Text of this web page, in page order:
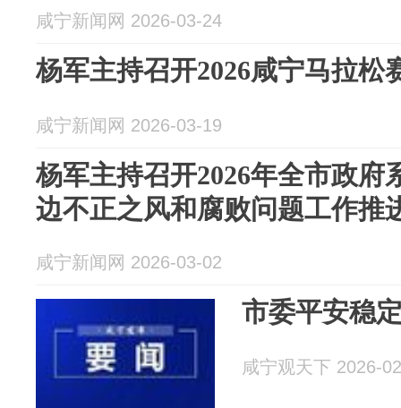
咸宁新闻网 2026-03-24
杨军主持召开2026咸宁马拉松
咸宁新闻网 2026-03-19
杨军主持召开2026年全市政府
边不正之风和腐败问题工作推
咸宁新闻网 2026-03-02
市委平安稳
咸宁观天下 2026-